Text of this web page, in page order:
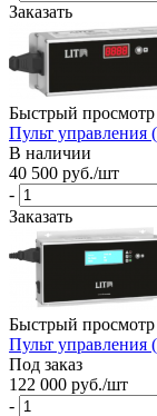
Заказать
Быстрый просмотр
Пульт
В наличии
40 500 руб./шт
-
Заказать
Быстрый просмотр
Пульт
Под заказ
122 000 руб./шт
-